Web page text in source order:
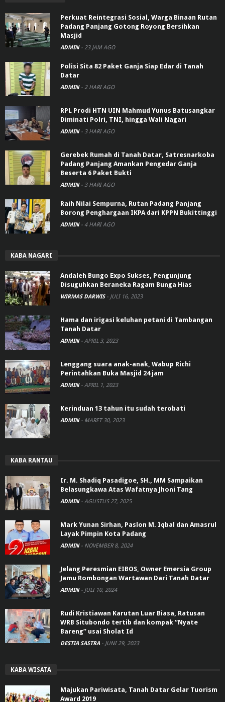
Perkuat Reintegrasi Sosial, Warga Binaan Rutan
Padang Panjang Gotong Royong Bersihkan
Masjid
ADMIN - 23 JAM AGO
Polisi Sita 82 Paket Ganja Siap Edar di Tanah
Datar
ADMIN - 2 HARI AGO
RPL Prodi HTN UIN Mahmud Yunus Batusangkar
Diminati Polri, TNI, hingga Wali Nagari
ADMIN - 3 HARI AGO
Gerebek Rumah di Tanah Datar, Satresnarkoba
Padang Panjang Amankan Pengedar Ganja
Beserta 6 Paket Bukti
ADMIN - 3 HARI AGO
Raih Nilai Sempurna, Rutan Padang Panjang
Borong Penghargaan IKPA dari KPPN Bukittinggi
ADMIN - 4 HARI AGO
KABA NAGARI
Andaleh Bungo Expo Sukses, Pengunjung
Disuguhkan Beraneka Ragam Bunga Hias
WIRMAS DARWIS - JULI 16, 2023
Hama dan irigasi keluhan petani di Tambangan
Tanah Datar
ADMIN - APRIL 3, 2023
Lenggang suara anak-anak, Wabup Richi
Perintahkan Buka Masjid 24 jam
ADMIN - APRIL 1, 2023
Kerinduan 13 tahun itu sudah terobati
ADMIN - MARET 30, 2023
KABA RANTAU
Ir. M. Shadiq Pasadigoe, SH., MM Sampaikan
Belasungkawa Atas Wafatnya Jhoni Tang
ADMIN - AGUSTUS 27, 2025
Mark Yunan Sirhan, Paslon M. Iqbal dan Amasrul
Layak Pimpin Kota Padang
ADMIN - NOVEMBER 8, 2024
Jelang Peresmian EIBOS, Owner Emersia Group
Jamu Rombongan Wartawan Dari Tanah Datar
ADMIN - JULI 10, 2024
Rudi Kristiawan Karutan Luar Biasa, Ratusan
WRB Situbondo tertib dan kompak “Nyate
Bareng” usai Sholat Id
DESTIA SASTRA - JUNI 29, 2023
KABA WISATA
Majukan Pariwisata, Tanah Datar Gelar Tuorism
Award 2019